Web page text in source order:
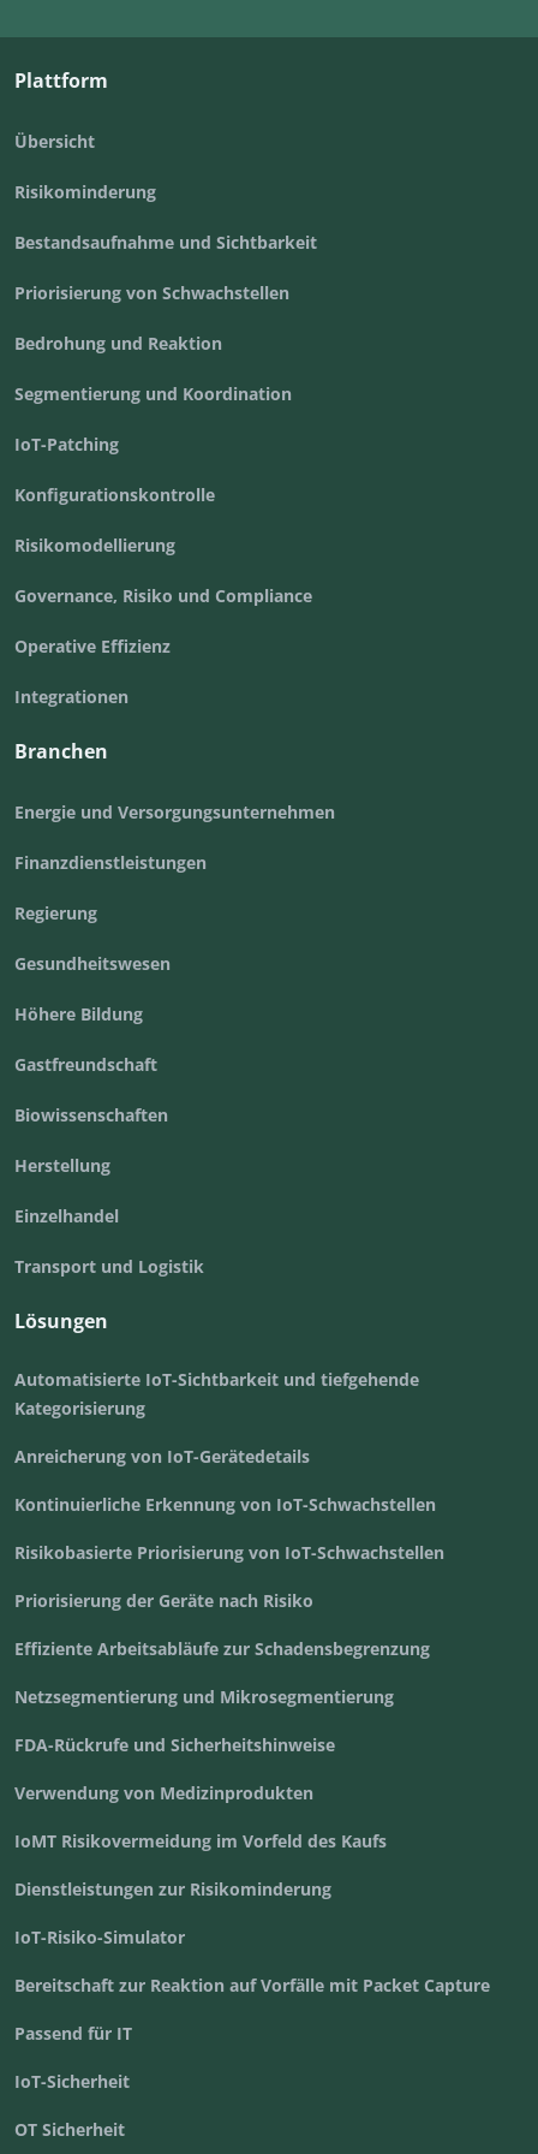
Plattform
Übersicht
Risikominderung
Bestandsaufnahme und Sichtbarkeit
Priorisierung von Schwachstellen
Bedrohung und Reaktion
Segmentierung und Koordination
IoT-Patching
Konfigurationskontrolle
Risikomodellierung
Governance, Risiko und Compliance
Operative Effizienz
Integrationen
Branchen
Energie und Versorgungsunternehmen
Finanzdienstleistungen
Regierung
Gesundheitswesen
Höhere Bildung
Gastfreundschaft
Biowissenschaften
Herstellung
Einzelhandel
Transport und Logistik
Lösungen
Automatisierte IoT-Sichtbarkeit und tiefgehende
Kategorisierung
Anreicherung von IoT-Gerätedetails
Kontinuierliche Erkennung von IoT-Schwachstellen
Risikobasierte Priorisierung von IoT-Schwachstellen
Priorisierung der Geräte nach Risiko
Effiziente Arbeitsabläufe zur Schadensbegrenzung
Netzsegmentierung und Mikrosegmentierung
FDA-Rückrufe und Sicherheitshinweise
Verwendung von Medizinprodukten
IoMT Risikovermeidung im Vorfeld des Kaufs
Dienstleistungen zur Risikominderung
IoT-Risiko-Simulator
Bereitschaft zur Reaktion auf Vorfälle mit Packet Capture
Passend für IT
IoT-Sicherheit
OT Sicherheit